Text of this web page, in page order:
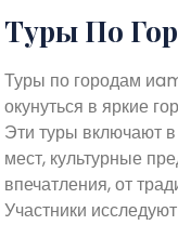
Туры По
Туры по городам
окунуться в яркие
Эти туры включают
мест, культурные
впечатления, от
Участники